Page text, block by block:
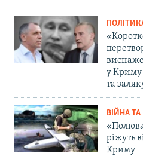
у Криму
та
ВІЙНА
ріжуть
Криму